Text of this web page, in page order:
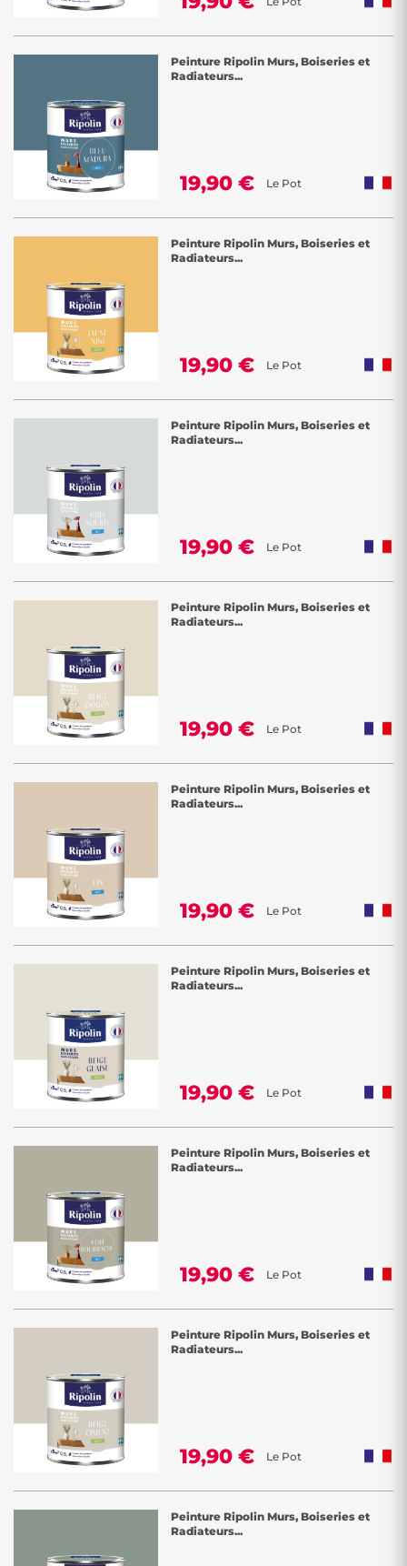
Peinture Ripolin Murs, Boiseries et
Radiateurs...
19,90 € Le Pot
Peinture Ripolin Murs, Boiseries et
Radiateurs...
19,90 € Le Pot
Peinture Ripolin Murs, Boiseries et
Radiateurs...
19,90 € Le Pot
Peinture Ripolin Murs, Boiseries et
Radiateurs...
19,90 € Le Pot
Peinture Ripolin Murs, Boiseries et
Radiateurs...
19,90 € Le Pot
Peinture Ripolin Murs, Boiseries et
Radiateurs...
19,90 € Le Pot
Peinture Ripolin Murs, Boiseries et
Radiateurs...
19,90 € Le Pot
Peinture Ripolin Murs, Boiseries et
Radiateurs...
19,90 € Le Pot
Peinture Ripolin Murs, Boiseries et
Radiateurs...